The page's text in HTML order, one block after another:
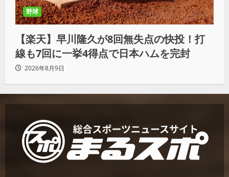
野球
【楽天】早川隆久が8回無失点の快投！打
線も7回に一挙4得点で日本ハムを完封
2026年8月9日